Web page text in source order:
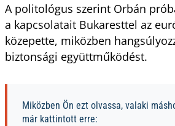
A politológus szerint Orbán
a kapcsolatait Bukaresttel az
közepette, miközben
biztonsági együttműködést.
Miközben Ön ezt olvassa, valaki
már kattintott erre: